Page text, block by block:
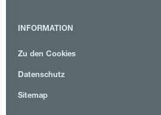
INFORMATION
Zu den Cookies
Datenschutz
Sitemap